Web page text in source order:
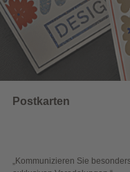
hochwertige Postkarten mit